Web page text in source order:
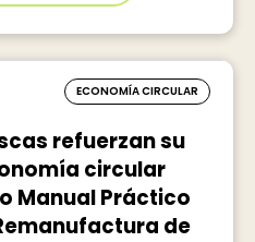
ECONOMÍA CIRCULAR
refuerzan su
circular
Manual Práctico
de